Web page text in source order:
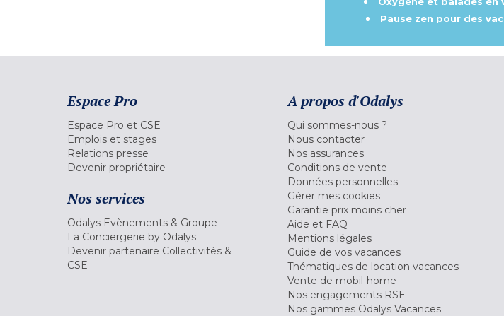
Pause zen pour des
Espace Pro
Espace Pro et CSE
Emplois et stages
Relations presse
Devenir propriétaire
Nos services
Odalys Evènements & Groupe
La Conciergerie by Odalys
Devenir partenaire Collectivités &
CSE
A propos d'Odalys
Qui sommes-nous ?
Nous contacter
Nos assurances
Conditions de vente
Données personnelles
Gérer mes cookies
Garantie prix moins cher
Aide et FAQ
Mentions légales
Guide de vos vacances
Thématiques de location vacances
Vente de mobil-home
Nos engagements RSE
Nos gammes Odalys Vacances